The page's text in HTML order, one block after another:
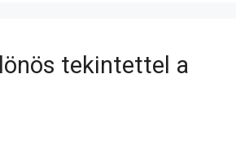
tekintettel a